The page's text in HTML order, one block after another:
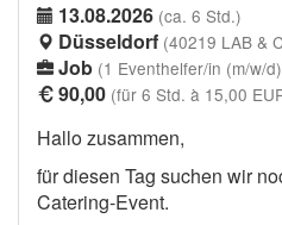
13.08.2026 (ca. 6 Std.)
Düsseldorf (40219 LAB & Company
Job (1 Eventhelfer/in (m/w/
90,00 (für 6 Std. à 15,00
Hallo zusammen,
für diesen Tag suchen wir
Catering-Event.